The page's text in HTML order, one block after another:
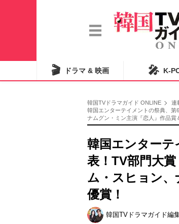
🎬 ドラマ & 映画 🎤 K-
韓国TVドラマガイド ONLINE 連
韓国エンターテイメントの祭典、第
ナムグン・ミン主演『恋人』作品賞
韓国エンターテ
表！TV部門大
ム・スヒョン、
優賞！
韓国TVドラマガイド編